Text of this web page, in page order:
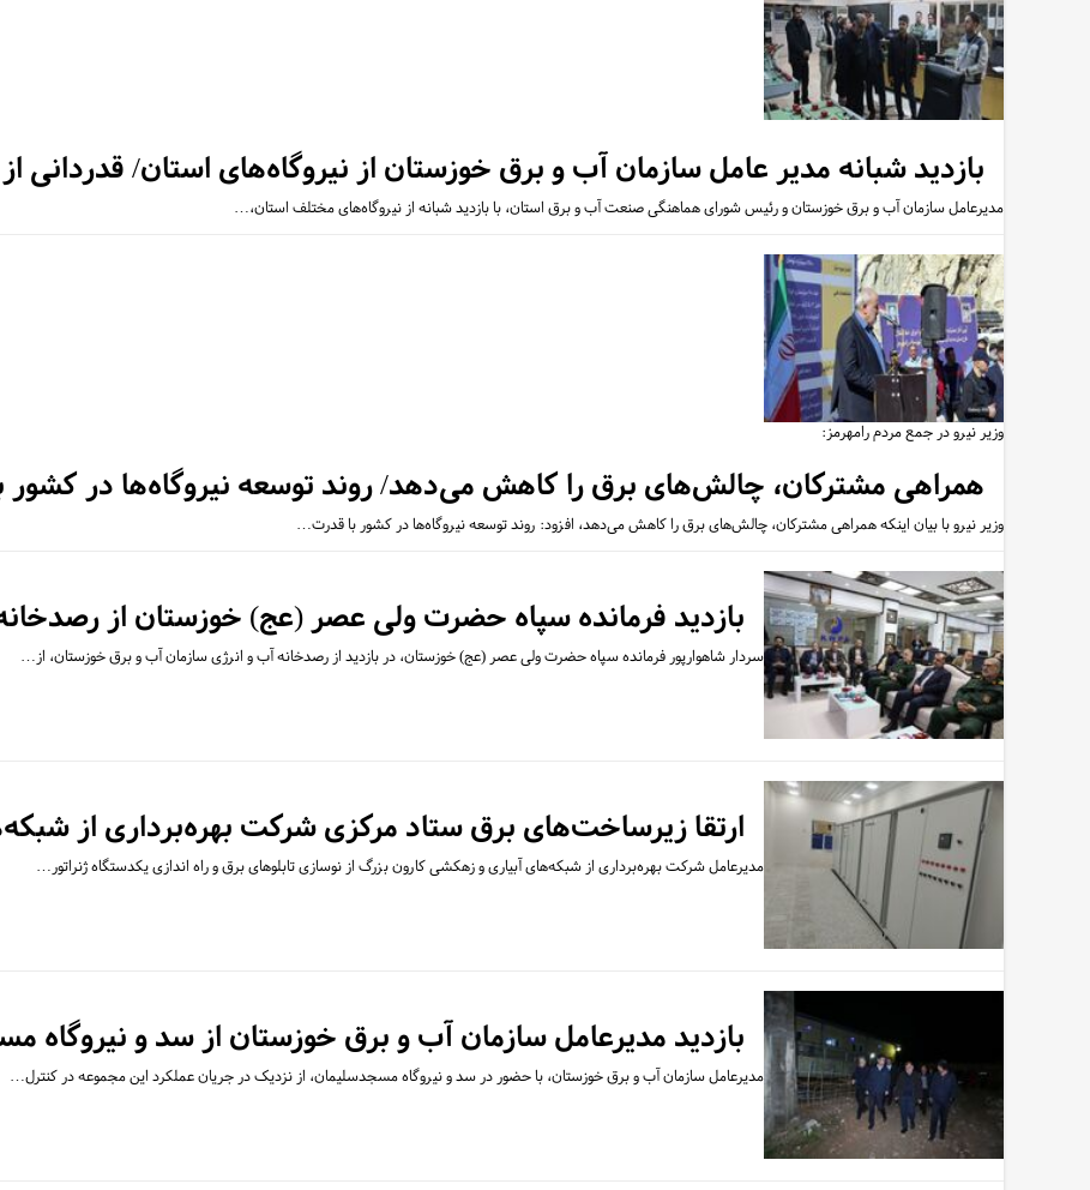
بازدید شبانه مدیر عامل سازمان آب و برق خوزستان از نیروگاه‌های استان/ قدردانی
مدیرعامل سازمان آب و برق خوزستان و رئیس شورای هماهنگی صنعت آب و برق استان، با بازدید شبانه از نیروگاه‌های مختلف استان،…
وزیر نیرو در جمع مردم رامهرمز:
همراهی مشترکان، چالش‌های برق را کاهش می‌دهد/ روند توسعه نیروگاه‌ها در کشور
وزیر نیرو با بیان اینکه همراهی مشترکان، چالش‌های برق را کاهش می‌دهد، افزود: روند توسعه نیروگاه‌ها در کشور با قدرت…
بازدید فرمانده سپاه حضرت ولی عصر (عج) خوزستان از
سردار شاهوارپور فرمانده سپاه حضرت ولی عصر (عج) خوزستان، در بازدید از رصدخانه آب و انرژی سازمان آب و برق خوزستان، از…
ارتقا زیرساخت‌های برق ستاد مرکزی شرکت بهره‌برداری از
مدیرعامل شرکت بهره‌برداری از شبکه‌های آبیاری و زهکشی کارون بزرگ از نوسازی تابلوهای برق و راه اندازی یکدستگاه ژنراتور…
بازدید مدیرعامل سازمان آب و برق خوزستان از سد و نیروگاه
مدیرعامل سازمان آب و برق خوزستان، با حضور در سد و نیروگاه مسجدسلیمان، از نزدیک در جریان عملکرد این مجموعه در کنترل…